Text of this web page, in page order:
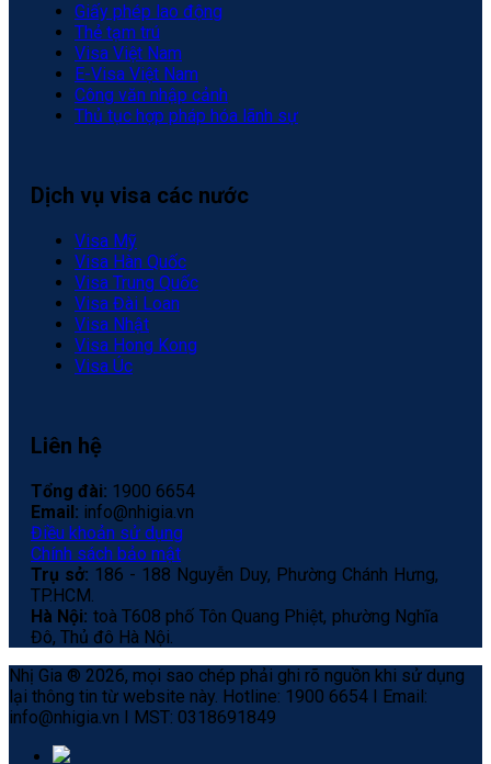
Giấy phép lao động
Thẻ tạm trú
Visa Việt Nam
E-Visa Việt Nam
Công văn nhập cảnh
Thủ tục hợp pháp hóa lãnh sự
Dịch vụ visa các nước
Visa Mỹ
Visa Hàn Quốc
Visa Trung Quốc
Visa Đài Loan
Visa Nhật
Visa Hong Kong
Visa Úc
Liên hệ
Tổng đài: 1900 6654
Email: info@nhigia.vn
Điều khoản sử dụng
Chính sách bảo mật
Trụ sở: 186 - 188 Nguyễn Duy, Phường Chánh Hưng,
TP.HCM.
Hà Nội: toà T608 phố Tôn Quang Phiệt, phường Nghĩa
Đô, Thủ đô Hà Nội.
Nhị Gia ® 2026, mọi sao chép phải ghi rõ nguồn khi sử dụng
lại thông tin từ website này. Hotline: 1900 6654 I Email:
info@nhigia.vn I MST: 0318691849